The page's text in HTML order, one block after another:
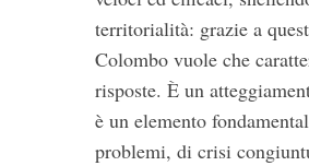
territorialità: grazie a
Colombo vuole che
risposte. È un
è un elemento
problemi, di crisi